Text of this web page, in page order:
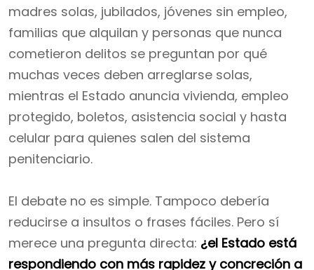
madres solas, jubilados, jóvenes sin empleo,
familias que alquilan y personas que nunca
cometieron delitos se preguntan por qué
muchas veces deben arreglarse solas,
mientras el Estado anuncia vivienda, empleo
protegido, boletos, asistencia social y hasta
celular para quienes salen del sistema
penitenciario.
El debate no es simple. Tampoco debería
reducirse a insultos o frases fáciles. Pero sí
merece una pregunta directa: ¿el Estado está
respondiendo con más rapidez y concreción a